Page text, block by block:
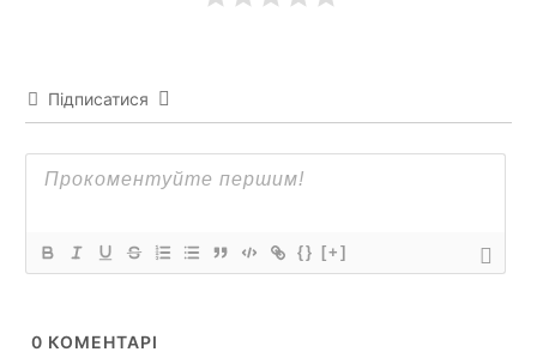
Підписатися
{} [+]
0 КОМЕНТАРІ